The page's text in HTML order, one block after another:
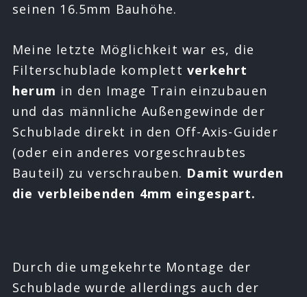
seinen 16.5mm Bauhöhe.
Meine letzte Möglichkeit war es, die
Filterschublade komplett verkehrt
herum in den Image Train einzubauen
und das männliche Außengewinde der
Schublade direkt in den Off-Axis-Guider
(oder ein anderes vorgeschraubtes
Bauteil) zu verschrauben. Damit wurden
die verbleibenden 4mm eingespart.
Durch die umgekehrte Montage der
Schublade wurde allerdings auch der